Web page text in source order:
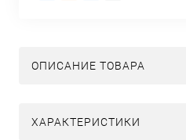
ОПИСАНИЕ ТОВАРА
ХАРАКТЕРИСТИКИ